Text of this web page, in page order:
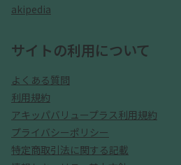
akipedia
サイトの利用について
よくある質問
利用規約
アキッパバリュープラス利用規約
プライバシーポリシー
特定商取引法に関する記載